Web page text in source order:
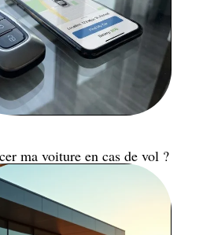
ma voiture en cas de vol ?